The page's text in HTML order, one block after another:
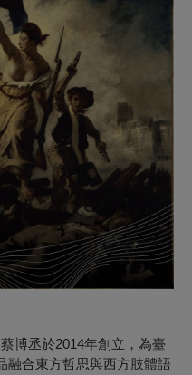
博丞於2014年創立，為臺
融合東方哲思與西方肢體語